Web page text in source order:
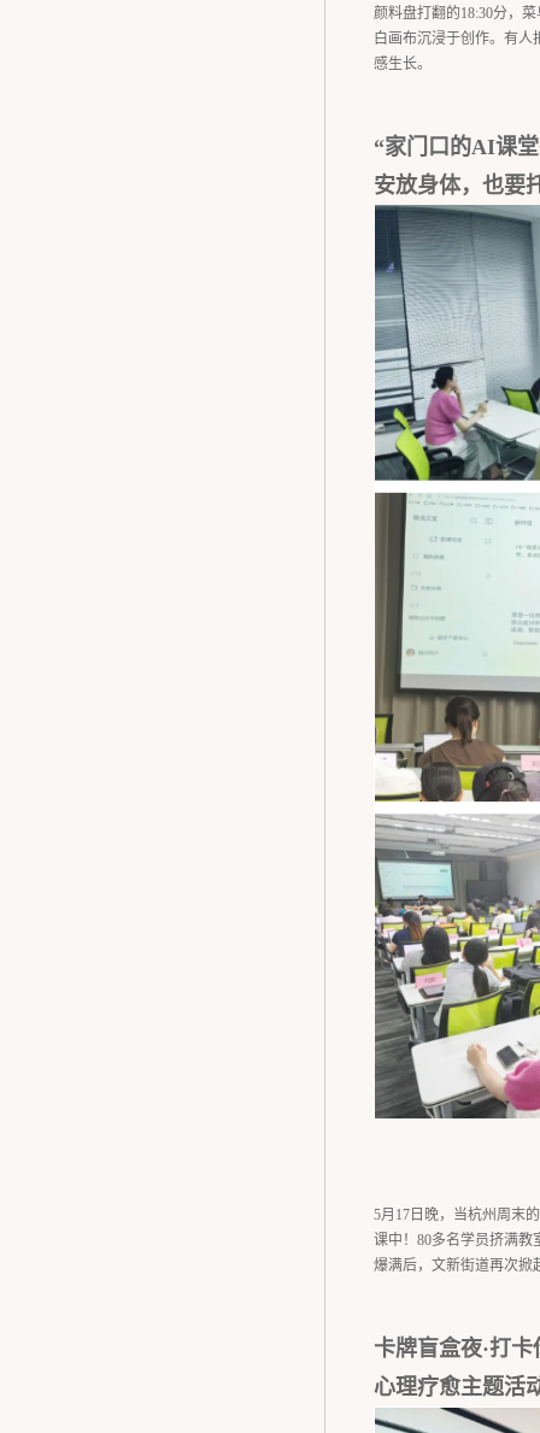
颜料盘打翻的18:30分，
白画布沉浸于创作。有人
感生长。
“家门口的AI课
安放身体，也要
5月17日晚，当杭州周末
课中！80多名学员挤满
爆满后，文新街道再次
卡牌盲盒夜·打
心理疗愈主题活